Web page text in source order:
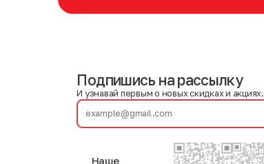
Подпишись на рассылку
И узнавай первым о новых скидках и акциях.
Наше